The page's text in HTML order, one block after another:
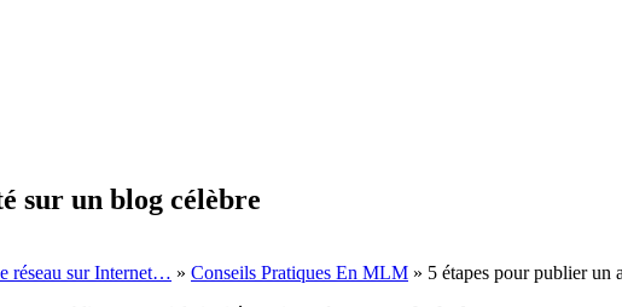
sur un blog célèbre
réseau sur Internet… » Conseils Pratiques En MLM » 5 étapes pour publier un